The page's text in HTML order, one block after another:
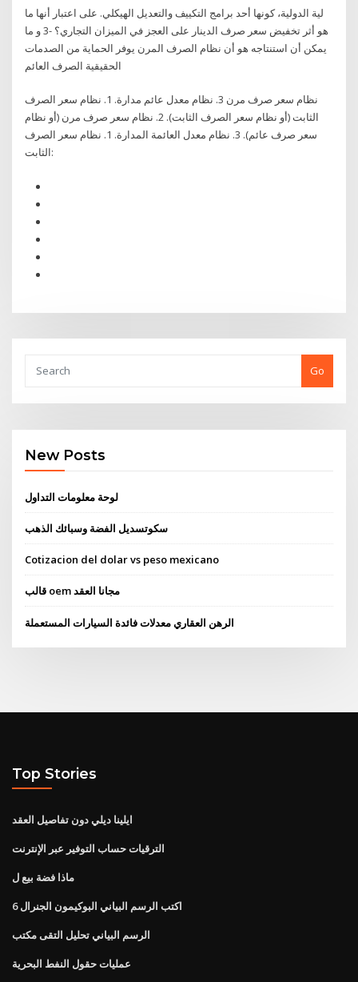
لية الدولية، كونها أحد برامج التكييف والتعديل الهيكلي. على اعتبار أنها ما
هو أثر تخفيض سعر صرف الدينار على العجز في الميزان التجاري؟ -3 و ما
يمكن أن استنتاجه هو أن نظام الصرف المرن يوفر الحماية من الصدمات
الحقيقية الصرف العائم
نظام سعر صرف مرن 3. نظام معدل عائم مدارة. 1. نظام سعر الصرف
الثابت (أو نظام سعر الصرف الثابت). 2. نظام سعر صرف مرن (أو نظام
سعر صرف عائم). 3. نظام معدل العائمة المدارة. 1. نظام سعر الصرف
الثابت:
Go
New Posts
لوحة معلومات التداول
سكوتسديل الفضة وسبائك الذهب
Cotizacion del dolar vs peso mexicano
قالب oem مجانا العقد
الرهن العقاري معدلات فائدة السيارات المستعملة
Top Stories
ايلينا ديلي دون تفاصيل العقد
الترقيات حساب التوفير عبر الإنترنت
ماذا فضة بيع ل
اكتب الرسم البياني البوكيمون الجنرال 6
الرسم البياني تحليل التقى مكتب
عمليات حقول النفط البحرية